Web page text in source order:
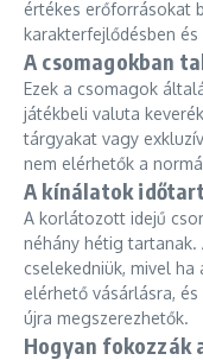
értékes erőforrásokat
karakterfejlődésben
A csomagokban
Ezek a csomagok
játékbeli valuta
tárgyakat vagy
nem elérhetők a
A kínálatok
A korlátozott idejű
néhány hétig
cselekedniük, mivel
elérhető vásárlásra,
újra megszerezhetők.
Hogyan fokozzák